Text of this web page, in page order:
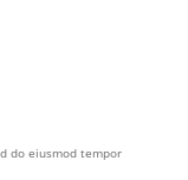
do eiusmod tempor